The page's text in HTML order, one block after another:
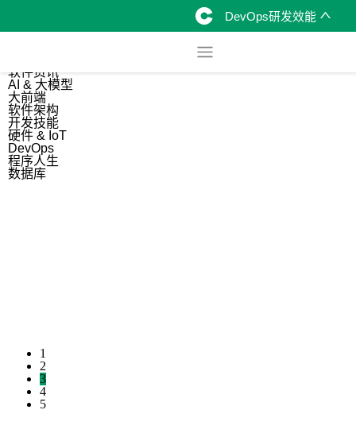
DevOps研发效能
软件资讯
AI & 大模型
大前端
软件架构
开发技能
硬件 & IoT
DevOps
程序人生
数据库
1
2
3
4
5